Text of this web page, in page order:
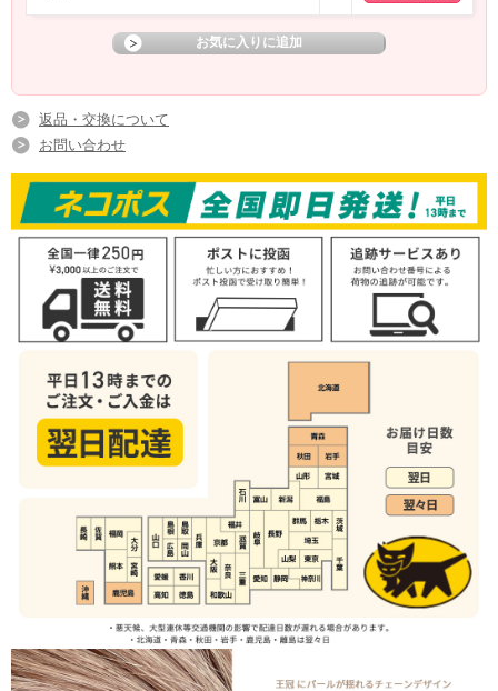
返品・交換について
お問い合わせ